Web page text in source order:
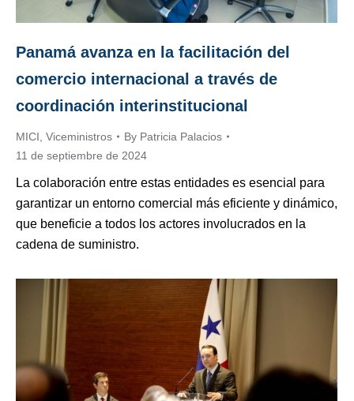
Panamá avanza en la facilitación del
comercio internacional a través de
coordinación interinstitucional
MICI Viceministros By Patricia Palacios
11 de septiembre de 2024
La colaboración entre estas entidades es esencial para
garantizar un entorno comercial más eficiente y dinámico,
que beneficie a todos los actores involucrados en la
cadena de suministro.